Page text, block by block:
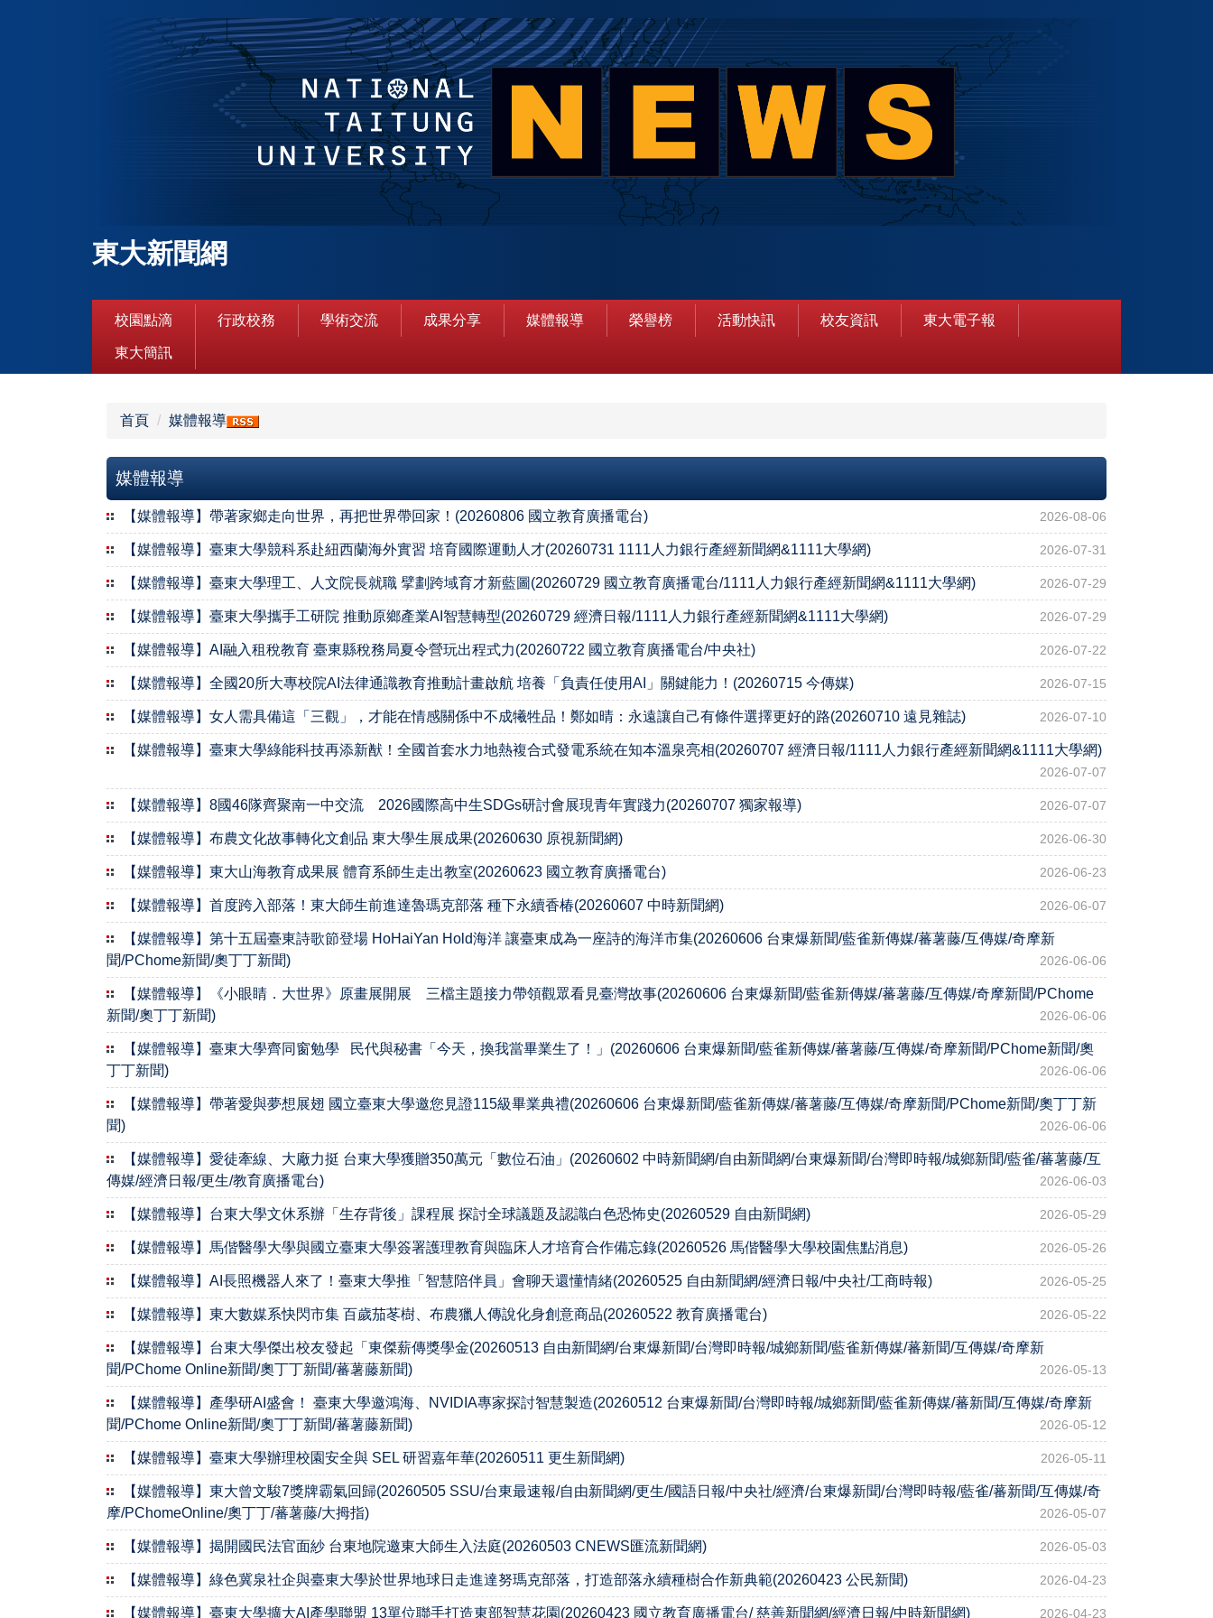
東大新聞網
校園點滴 行政校務 學術交流 成果分享 媒體報導 榮譽榜 活動快訊 校友資訊 東大電子報
東大簡訊
首頁 媒體報導
媒體報導
【媒體報導】帶著家鄉走向世界，再把世界帶回家！(20260806 國立教育廣播電台) 2026-08-06
【媒體報導】臺東大學競科系赴紐西蘭海外實習 培育國際運動人才(20260731 1111人力銀行產經新聞網&1111大學網) 2026-07-31
【媒體報導】臺東大學理工、人文院長就職 擘劃跨域育才新藍圖(20260729 國立教育廣播電台/1111人力銀行產經新聞網&1111大學網) 2026-07-29
【媒體報導】臺東大學攜手工研院 推動原鄉產業AI智慧轉型(20260729 經濟日報/1111人力銀行產經新聞網&1111大學網) 2026-07-29
【媒體報導】AI融入租稅教育 臺東縣稅務局夏令營玩出程式力(20260722 國立教育廣播電台/中央社) 2026-07-22
【媒體報導】全國20所大專校院AI法律通識教育推動計畫啟航 培養「負責任使用AI」關鍵能力！(20260715 今傳媒) 2026-07-15
【媒體報導】女人需具備這「三觀」，才能在情感關係中不成犧牲品！鄭如晴：永遠讓自己有條件選擇更好的路(20260710 遠見雜誌) 2026-07-10
【媒體報導】臺東大學綠能科技再添新猷！全國首套水力地熱複合式發電系統在知本溫泉亮相(20260707 經濟日報/1111人力銀行產經新聞網&1111大學網)
2026-07-07
【媒體報導】8國46隊齊聚南一中交流 2026國際高中生SDGs研討會展現青年實踐力(20260707 獨家報導) 2026-07-07
【媒體報導】布農文化故事轉化文創品 東大學生展成果(20260630 原視新聞網) 2026-06-30
【媒體報導】東大山海教育成果展 體育系師生走出教室(20260623 國立教育廣播電台) 2026-06-23
【媒體報導】首度跨入部落！東大師生前進達魯瑪克部落 種下永續香椿(20260607 中時新聞網) 2026-06-07
【媒體報導】第十五屆臺東詩歌節登場 HoHaiYan Hold海洋 讓臺東成為一座詩的海洋市集(20260606 台東爆新聞/藍雀新傳媒/蕃薯藤/互傳媒/奇摩新
聞/PChome新聞/奧丁丁新聞)
2026-06-06
【媒體報導】《小眼睛．大世界》原畫展開展 三檔主題接力帶領觀眾看見臺灣故事(20260606 台東爆新聞/藍雀新傳媒/蕃薯藤/互傳媒/奇摩新聞/PChome
新聞/奧丁丁新聞)
2026-06-06
【媒體報導】臺東大學齊同窗勉學 民代與秘書「今天，換我當畢業生了！」(20260606 台東爆新聞/藍雀新傳媒/蕃薯藤/互傳媒/奇摩新聞/PChome新聞/奧
丁丁新聞)
2026-06-06
【媒體報導】帶著愛與夢想展翅 國立臺東大學邀您見證115級畢業典禮(20260606 台東爆新聞/藍雀新傳媒/蕃薯藤/互傳媒/奇摩新聞/PChome新聞/奧丁丁新
聞)
2026-06-06
【媒體報導】愛徒牽線、大廠力挺 台東大學獲贈350萬元「數位石油」(20260602 中時新聞網/自由新聞網/台東爆新聞/台灣即時報/城鄉新聞/藍雀/蕃薯藤/互
傳媒/經濟日報/更生/教育廣播電台)
2026-06-03
【媒體報導】台東大學文休系辦「生存背後」課程展 探討全球議題及認識白色恐怖史(20260529 自由新聞網) 2026-05-29
【媒體報導】馬偕醫學大學與國立臺東大學簽署護理教育與臨床人才培育合作備忘錄(20260526 馬偕醫學大學校園焦點消息) 2026-05-26
【媒體報導】AI長照機器人來了！臺東大學推「智慧陪伴員」會聊天還懂情緒(20260525 自由新聞網/經濟日報/中央社/工商時報) 2026-05-25
【媒體報導】東大數媒系快閃市集 百歲茄苳樹、布農獵人傳說化身創意商品(20260522 教育廣播電台) 2026-05-22
【媒體報導】台東大學傑出校友發起「東傑薪傳獎學金(20260513 自由新聞網/台東爆新聞/台灣即時報/城鄉新聞/藍雀新傳媒/蕃新聞/互傳媒/奇摩新
聞/PChome Online新聞/奧丁丁新聞/蕃薯藤新聞)
2026-05-13
【媒體報導】產學研AI盛會！ 臺東大學邀鴻海、NVIDIA專家探討智慧製造(20260512 台東爆新聞/台灣即時報/城鄉新聞/藍雀新傳媒/蕃新聞/互傳媒/奇摩新
聞/PChome Online新聞/奧丁丁新聞/蕃薯藤新聞)
2026-05-12
【媒體報導】臺東大學辦理校園安全與 SEL 研習嘉年華(20260511 更生新聞網) 2026-05-11
【媒體報導】東大曾文駿7獎牌霸氣回歸(20260505 SSU/台東最速報/自由新聞網/更生/國語日報/中央社/經濟/台東爆新聞/台灣即時報/藍雀/蕃新聞/互傳媒/奇
摩/PChomeOnline/奧丁丁/蕃薯藤/大拇指)
2026-05-07
【媒體報導】揭開國民法官面紗 台東地院邀東大師生入法庭(20260503 CNEWS匯流新聞網) 2026-05-03
【媒體報導】綠色冀泉社企與臺東大學於世界地球日走進達努瑪克部落，打造部落永續種樹合作新典範(20260423 公民新聞) 2026-04-23
【媒體報導】臺東大學擴大AI產學聯盟 13單位聯手打造東部智慧花園(20260423 國立教育廣播電台/ 慈善新聞網/經濟日報/中時新聞網) 2026-04-23